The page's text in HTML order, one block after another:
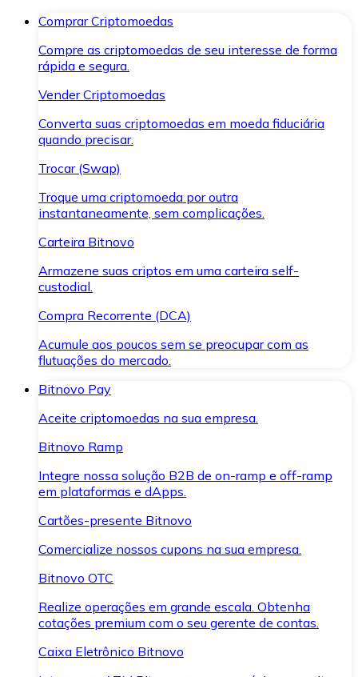
Comprar Criptomoedas
Compre as criptomoedas de seu interesse de forma
rápida e segura.
Vender Criptomoedas
Converta suas criptomoedas em moeda fiduciária
quando precisar.
Trocar (Swap)
Troque uma criptomoeda por outra
instantaneamente, sem complicações.
Carteira Bitnovo
Armazene suas criptos em uma carteira self-
custodial.
Compra Recorrente (DCA)
Acumule aos poucos sem se preocupar com as
flutuações do mercado.
Bitnovo Pay
Aceite criptomoedas na sua empresa.
Bitnovo Ramp
Integre nossa solução B2B de on-ramp e off-ramp
em plataformas e dApps.
Cartões-presente Bitnovo
Comercialize nossos cupons na sua empresa.
Bitnovo OTC
Realize operações em grande escala. Obtenha
cotações premium com o seu gerente de contas.
Caixa Eletrônico Bitnovo